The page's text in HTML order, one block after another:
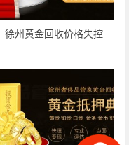
徐州黄金回收价格失控